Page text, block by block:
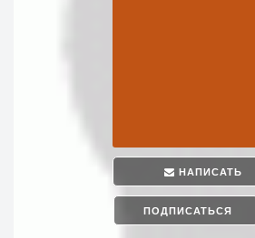
НАПИСАТЬ
ПОДПИСАТЬСЯ